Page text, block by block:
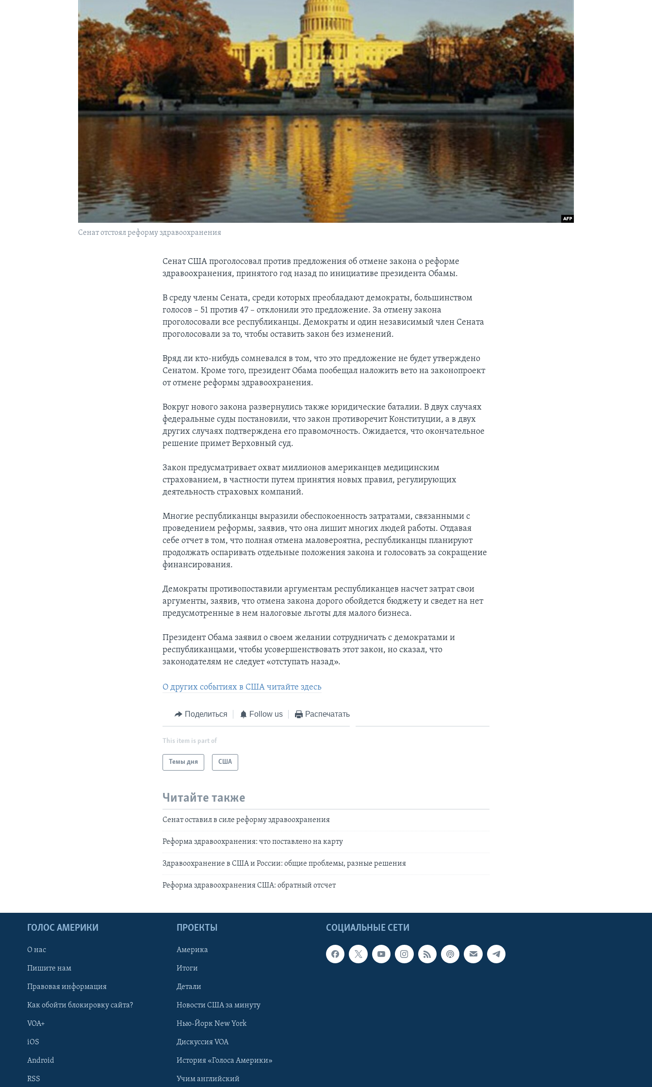
Сенат отстоял реформу здравоохранения
Сенат США проголосовал против предложения об отмене закона о реформе
здравоохранения, принятого год назад по инициативе президента Обамы.
В среду члены Сената, среди которых преобладают демократы, большинством
голосов – 51 против 47 – отклонили это предложение. За отмену закона
проголосовали все республиканцы. Демократы и один независимый член Сената
проголосовали за то, чтобы оставить закон без изменений.
Вряд ли кто-нибудь сомневался в том, что это предложение не будет утверждено
Сенатом. Кроме того, президент Обама пообещал наложить вето на законопроект
от отмене реформы здравоохранения.
Вокруг нового закона развернулись также юридические баталии. В двух случаях
федеральные суды постановили, что закон противоречит Конституции, а в двух
других случаях подтверждена его правомочность. Ожидается, что окончательное
решение примет Верховный суд.
Закон предусматривает охват миллионов американцев медицинским
страхованием, в частности путем принятия новых правил, регулирующих
деятельность страховых компаний.
Многие республиканцы выразили обеспокоенность затратами, связанными с
проведением реформы, заявив, что она лишит многих людей работы. Отдавая
себе отчет в том, что полная отмена маловероятна, республиканцы планируют
продолжать оспаривать отдельные положения закона и голосовать за сокращение
финансирования.
Демократы противопоставили аргументам республиканцев насчет затрат свои
аргументы, заявив, что отмена закона дорого обойдется бюджету и сведет на нет
предусмотренные в нем налоговые льготы для малого бизнеса.
Президент Обама заявил о своем желании сотрудничать с демократами и
республиканцами, чтобы усовершенствовать этот закон, но сказал, что
законодателям не следует «отступать назад».
О других событиях в США читайте здесь
Поделиться Follow us Распечатать
This item is part of
Темы дня США
Читайте также
Сенат оставил в силе реформу здравоохранения
Реформа здравоохранения: что поставлено на карту
Здравоохранение в США и России: общие проблемы, разные решения
Реформа здравоохранения США: обратный отсчет
СОЦИАЛЬНЫЕ СЕТИ
ГОЛОС АМЕРИКИ
О нас
Пишите нам
Правовая информация
Как обойти блокировку сайта?
VOA+
iOS
Android
RSS
ПРОЕКТЫ
Америка
Итоги
Детали
Новости США за минуту
Нью-Йорк New York
Дискуссия VOA
История «Голоса Америки»
Учим английский